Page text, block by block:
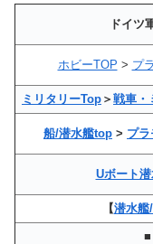
ドイツ
ホビーTOP > プ
ミリタリーTop ＞ 戦車・
船/潜水艦top > プ
Uボート
【潜水艦
■